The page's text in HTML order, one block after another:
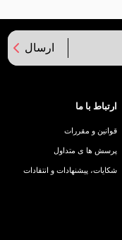
ارسال
ارتباط با ما
قوانین و مقررات
پرسش ها ی متداول
شکایات، پیشنهادات و انتقادات